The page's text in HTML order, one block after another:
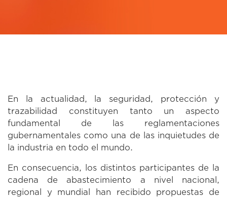
En la actualidad, la seguridad, protección y
trazabilidad constituyen tanto un aspecto
fundamental de las reglamentaciones
gubernamentales como una de las inquietudes de
la industria en todo el mundo.
En consecuencia, los distintos participantes de la
cadena de abastecimiento a nivel nacional,
regional y mundial han recibido propuestas de